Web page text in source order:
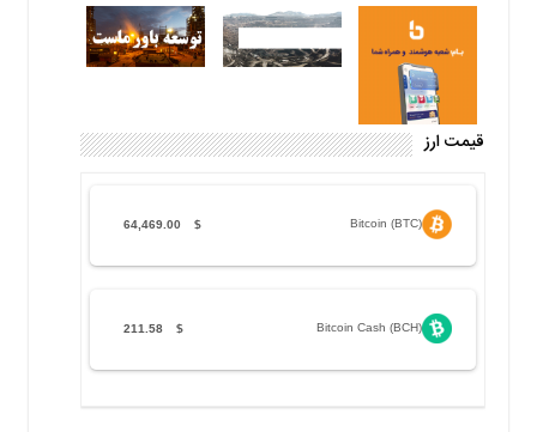
قیمت ارز
Bitcoin (BTC)
$
64,469.00
Bitcoin Cash (BCH)
$
211.58